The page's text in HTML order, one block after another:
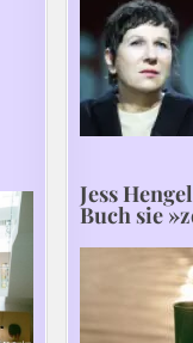
Jess
Buch sie